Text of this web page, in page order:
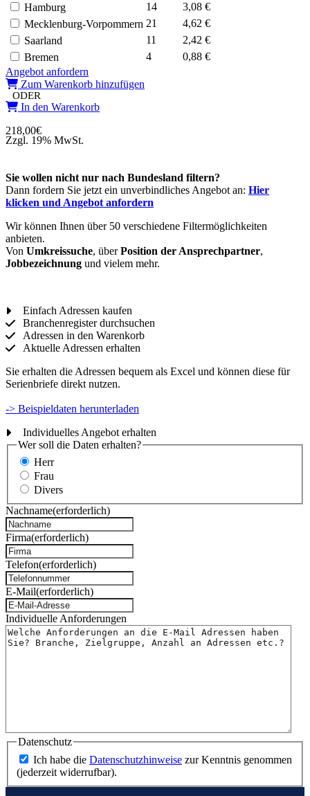
Hamburg
14
3,08 €
Mecklenburg-Vorpommern 21
4,62 €
Saarland
11
2,42 €
Bremen
4
0,88 €
Angebot anfordern
Zum Warenkorb hinzufügen
ODER
In den Warenkorb
218,00€
Zzgl. 19% MwSt.
Sie wollen nicht nur nach Bundesland filtern?
Dann fordern Sie jetzt ein unverbindliches Angebot an: Hier
klicken und Angebot anfordern
Wir können Ihnen über 50 verschiedene Filtermöglichkeiten
anbieten.
Von Umkreissuche, überPosition der Ansprechpartner,
Jobbezeichnung und vielem mehr.
Einfach Adressen kaufen
Branchenregister durchsuchen
Adressen in den Warenkorb
Aktuelle Adressen erhalten
Sie erhalten die Adressen bequem als Excel und können diese für
Serienbriefe direkt nutzen.
-> Beispieldaten herunterladen
Individuelles Angebot erhalten
Wer soll die Daten erhalten?
Herr
Frau
Divers
Nachname(erforderlich)
Firma(erforderlich)
Telefon(erforderlich)
E-Mail(erforderlich)
Individuelle Anforderungen
Datenschutz
Ich habe die Datenschutzhinweise zur Kenntnis genommen
(jederzeit widerrufbar).